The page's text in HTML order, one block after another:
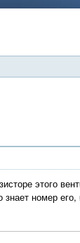
этого
номер его,